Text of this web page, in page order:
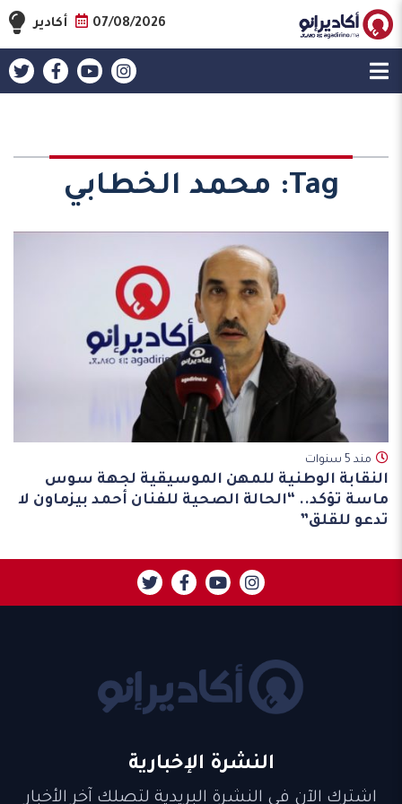
07/08/2026 أكادير
Tag: محمد الخطابي
مند 5 سنوات
النقابة الوطنية للمهن الموسيقية لجهة سوس
ماسة تؤكد.. “الحالة الصحية للفنان أحمد بيزماون لا
تدعو للقلق”
النشرة الإخبارية
اشترك الآن في النشرة البريدية لتصلك آخر الأخبار